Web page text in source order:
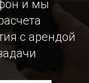
и мы
с арендой